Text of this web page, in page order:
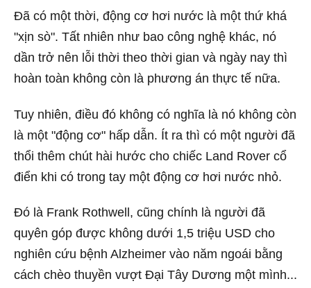
Đã có một thời, động cơ hơi nước là một thứ khá
"xịn sò". Tất nhiên như bao công nghệ khác, nó
dần trở nên lỗi thời theo thời gian và ngày nay thì
hoàn toàn không còn là phương án thực tế nữa.
Tuy nhiên, điều đó không có nghĩa là nó không còn
là một "động cơ" hấp dẫn. Ít ra thì có một người đã
thổi thêm chút hài hước cho chiếc Land Rover cổ
điển khi có trong tay một động cơ hơi nước nhỏ.
Đó là Frank Rothwell, cũng chính là người đã
quyên góp được không dưới 1,5 triệu USD cho
nghiên cứu bệnh Alzheimer vào năm ngoái bằng
cách chèo thuyền vượt Đại Tây Dương một mình...